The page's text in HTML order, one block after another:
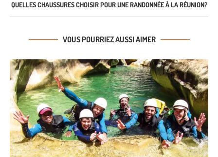
QUELLES CHAUSSURES CHOISIR POUR UNE RANDONNÉE À LA RÉUNION?
VOUS POURRIEZ AUSSI AIMER